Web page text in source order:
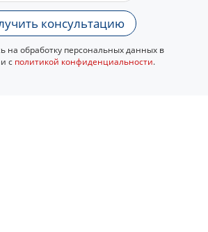
консультацию
на обработку персональных данных в
с политикой конфиденциальности.